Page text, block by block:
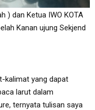
) dan Ketua IWO KOTA
Kanan ujung Sekjend
kalimat yang dapat
larut dalam
ternyata tulisan saya